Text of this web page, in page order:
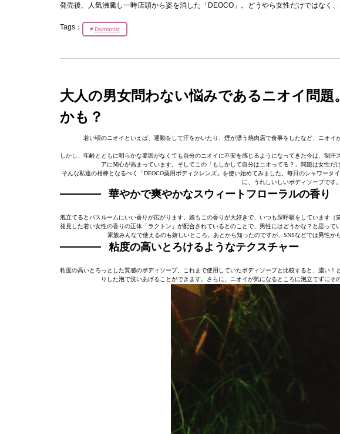
発売後、人気沸騰し一時店頭から姿を消した「DEOCO」。どうやら女性だけではなく
Tags： Domanist
大人の男女問わない悩みであるニオイ問題
かも？
若い頃のニオイといえば、運動をして汗をかいたり、煙が漂う焼肉店で食事をしたなど、ニオイ
しかし、年齢とともに明らかな要因がなくても自分のニオイに不安を感じるようになってきた今は、制
アに関心が高まっています。そしてこの「もしかして自分はニオってる？」問題は女性だ
そんな私達の相棒となるべく「DEOCO薬用ボディクレンズ」を使い始めてみました。毎日のシャワー
に、うれしいしいボディソープです。
華やかで爽やかなスウィートフローラルの香り
泡立てるとバスルームにいい香りが広がります。娘もこの香りが大好きで、いつも深呼吸をしています
発見した若い女性の香りの正体「ラクトン」が配合されているとのことで、男性にはどうかな？と思って
家族みんなで使えるのも嬉しいところ。あとから知ったのですが、SNSなどでは男性か
粘度の高いとろけるようなテクスチャー
粘度の高いとろっとした質感のボディソープ。これまで使用していたボディソープと比較すると、濃い
りした泡で洗いあげることができます。さらに、ニオイが気になるところに泡立てずにそ